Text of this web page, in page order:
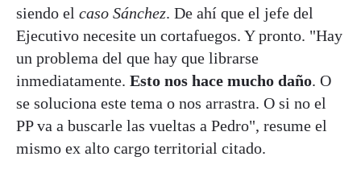
siendo el caso Sánchez. De ahí que el jefe del
Ejecutivo necesite un cortafuegos. Y pronto. "Hay
un problema del que hay que librarse
inmediatamente. Esto nos hace mucho daño. O
se soluciona este tema o nos arrastra. O si no el
PP va a buscarle las vueltas a Pedro", resume el
mismo ex alto cargo territorial citado.